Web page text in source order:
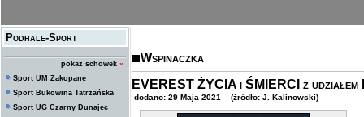
Podhale-Sport
pokaż schowek »
Sport UM Zakopane
Sport Bukowina Tatrzańska
Sport UG Czarny Dunajec
Wspinaczka
EVEREST ŻYCIA i ŚMIERCI z
dodano: 29 Maja 2021 (źródło: J. Kalinowski)